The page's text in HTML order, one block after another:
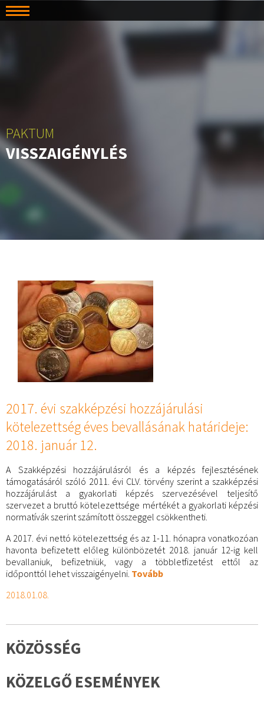
PAKTUM
VISSZAIGÉNYLÉS
2017. évi szakképzési hozzájárulási
kötelezettség éves bevallásának határideje:
2018. január 12.
A Szakképzési hozzájárulásról és a képzés fejlesztésének
támogatásáról szóló 2011. évi CLV. törvény szerint a szakképzési
hozzájárulást a gyakorlati képzés szervezésével teljesítő
szervezet a bruttó kötelezettsége mértékét a gyakorlati képzési
normatívák szerint számított összeggel csökkentheti.
A 2017. évi nettó kötelezettség és az 1-11. hónapra vonatkozóan
havonta befizetett előleg különbözetét 2018. január 12-ig kell
bevallaniuk, befizetniük, vagy a többletfizetést ettől az
időponttól lehet visszaigényelni. Tovább
2018.01.08.
KÖZÖSSÉG
KÖZELGŐ ESEMÉNYEK